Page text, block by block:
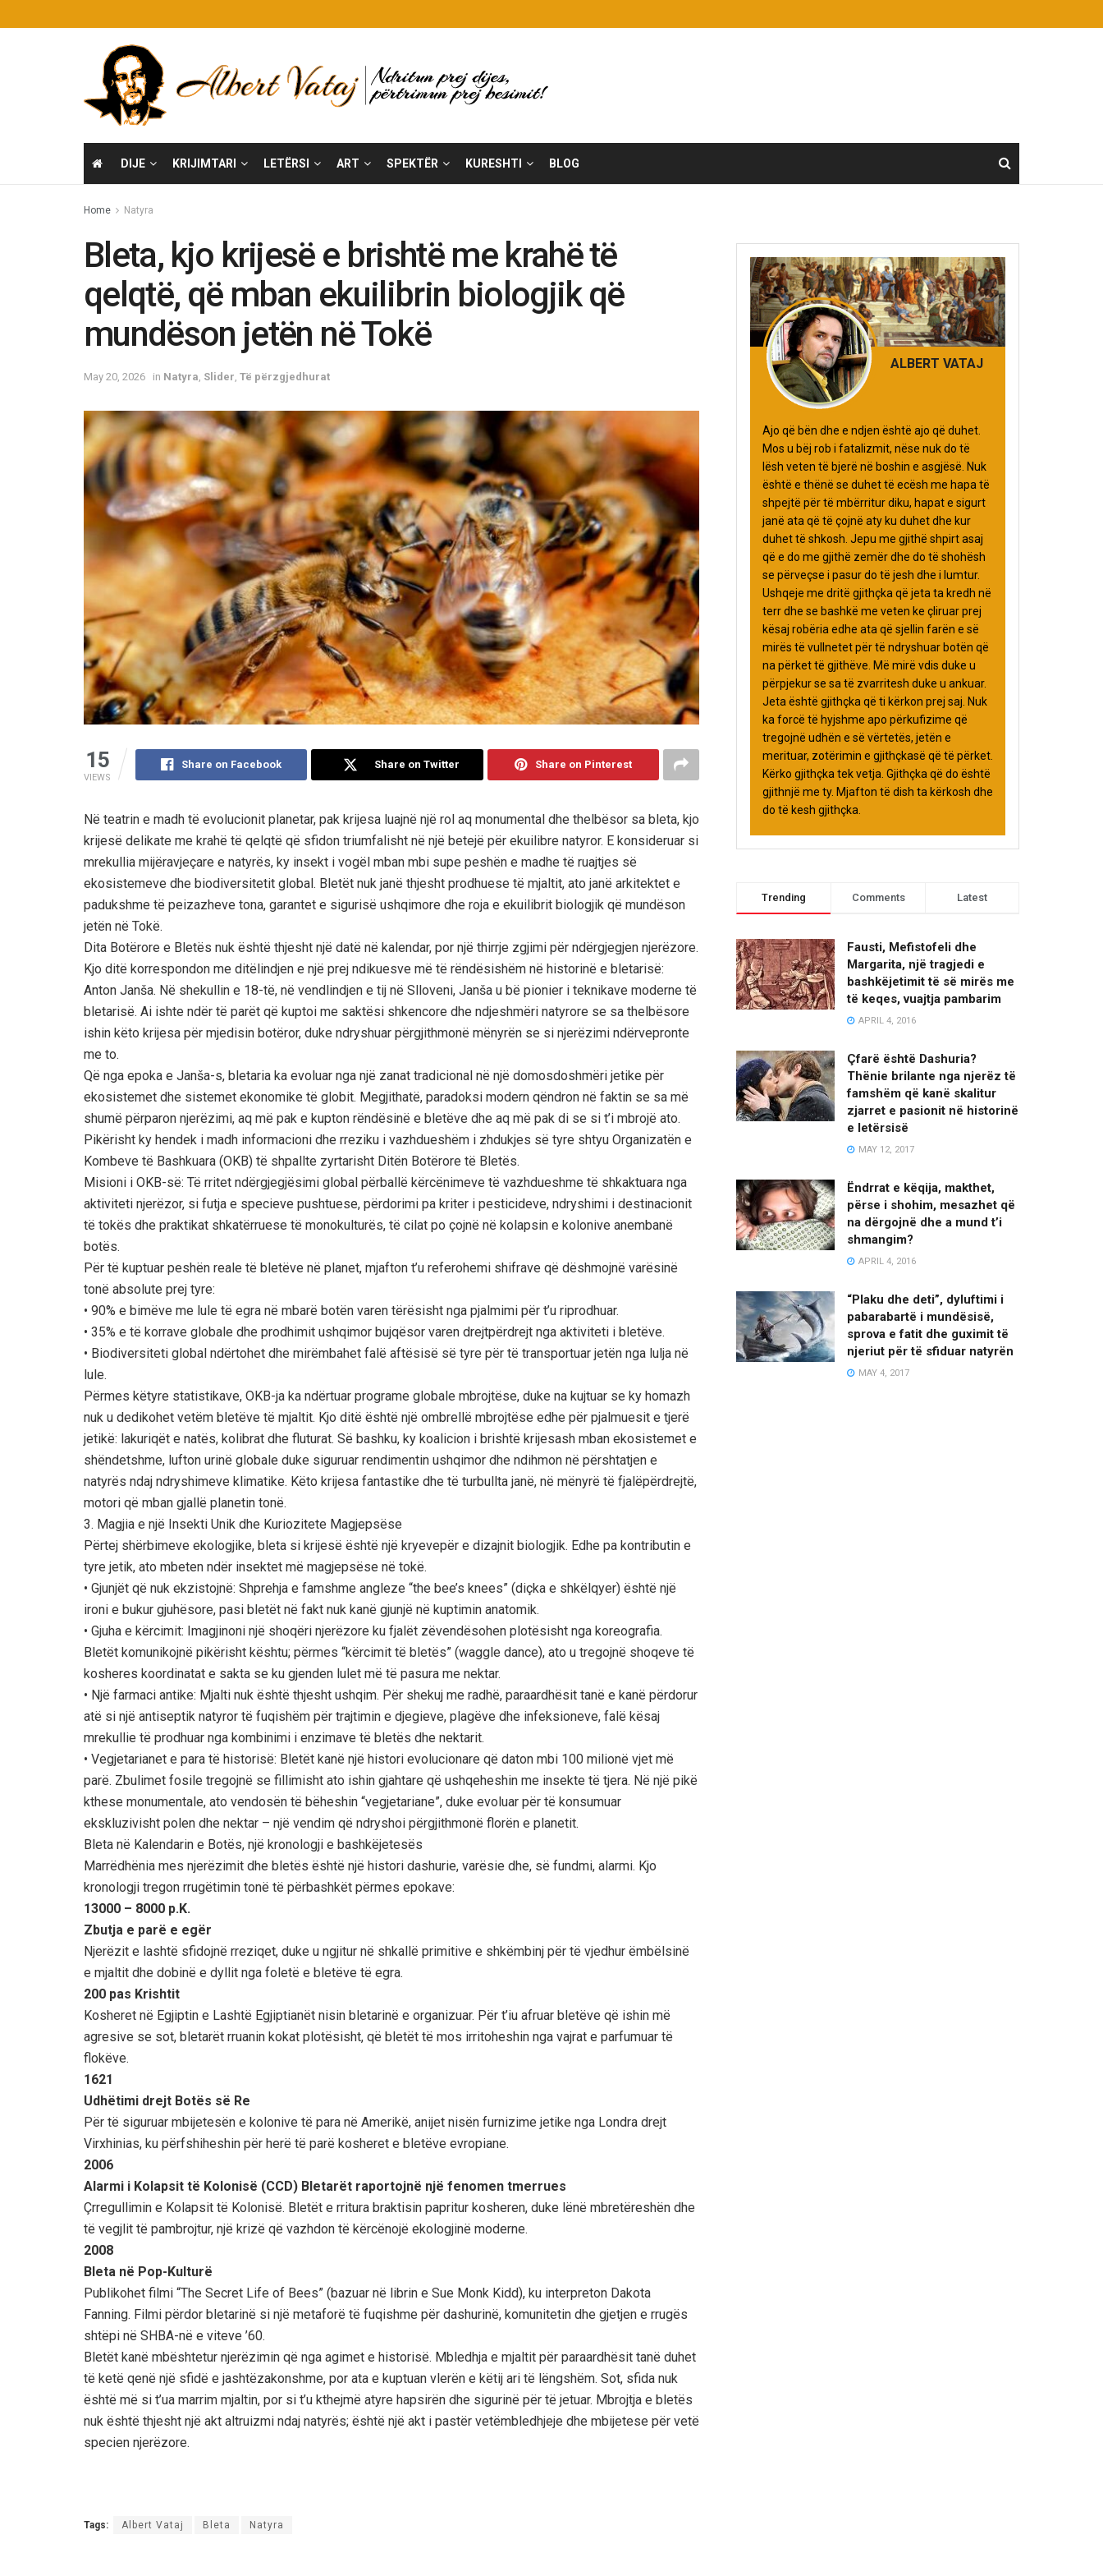
DIJE KRIJIMTARI LETËRSI ART SPEKTËR KURESHTI BLOG
Home Natyra
Bleta, kjo krijesë e brishtë me krahë të
qelqtë, që mban ekuilibrin biologjik që
mundëson jetën në Tokë
May 20, 2026 in Natyra Slider Të përzgjedhurat
15
VIEWS
Share on Facebook Share on Twitter Share on Pinterest
Në teatrin e madh të evolucionit planetar, pak krijesa luajnë një rol aq monumental dhe thelbësor sa bleta, kjo
krijesë delikate me krahë të qelqtë që sfidon triumfalisht në një betejë për ekuilibre natyror. E konsideruar si
mrekullia mijëravjeçare e natyrës, ky insekt i vogël mban mbi supe peshën e madhe të ruajtjes së
ekosistemeve dhe biodiversitetit global. Bletët nuk janë thjesht prodhuese të mjaltit, ato janë arkitektet e
padukshme të peizazheve tona, garantet e sigurisë ushqimore dhe roja e ekuilibrit biologjik që mundëson
jetën në Tokë.
Dita Botërore e Bletës nuk është thjesht një datë në kalendar, por një thirrje zgjimi për ndërgjegjen njerëzore.
Kjo ditë korrespondon me ditëlindjen e një prej ndikuesve më të rëndësishëm në historinë e bletarisë:
Anton Janša. Në shekullin e 18-të, në vendlindjen e tij në Slloveni, Janša u bë pionier i teknikave moderne të
bletarisë. Ai ishte ndër të parët që kuptoi me saktësi shkencore dhe ndjeshmëri natyrore se sa thelbësore
ishin këto krijesa për mjedisin botëror, duke ndryshuar përgjithmonë mënyrën se si njerëzimi ndërvepronte
me to.
Që nga epoka e Janša-s, bletaria ka evoluar nga një zanat tradicional në një domosdoshmëri jetike për
ekosistemet dhe sistemet ekonomike të globit. Megjithatë, paradoksi modern qëndron në faktin se sa më
shumë përparon njerëzimi, aq më pak e kupton rëndësinë e bletëve dhe aq më pak di se si t’i mbrojë ato.
Pikërisht ky hendek i madh informacioni dhe rreziku i vazhdueshëm i zhdukjes së tyre shtyu Organizatën e
Kombeve të Bashkuara (OKB) të shpallte zyrtarisht Ditën Botërore të Bletës.
Misioni i OKB-së: Të rritet ndërgjegjësimi global përballë kërcënimeve të vazhdueshme të shkaktuara nga
aktiviteti njerëzor, si futja e specieve pushtuese, përdorimi pa kriter i pesticideve, ndryshimi i destinacionit
të tokës dhe praktikat shkatërruese të monokulturës, të cilat po çojnë në kolapsin e kolonive anembanë
botës.
Për të kuptuar peshën reale të bletëve në planet, mjafton t’u referohemi shifrave që dëshmojnë varësinë
tonë absolute prej tyre:
• 90% e bimëve me lule të egra në mbarë botën varen tërësisht nga pjalmimi për t’u riprodhuar.
• 35% e të korrave globale dhe prodhimit ushqimor bujqësor varen drejtpërdrejt nga aktiviteti i bletëve.
• Biodiversiteti global ndërtohet dhe mirëmbahet falë aftësisë së tyre për të transportuar jetën nga lulja në
lule.
Përmes këtyre statistikave, OKB-ja ka ndërtuar programe globale mbrojtëse, duke na kujtuar se ky homazh
nuk u dedikohet vetëm bletëve të mjaltit. Kjo ditë është një ombrellë mbrojtëse edhe për pjalmuesit e tjerë
jetikë: lakuriqët e natës, kolibrat dhe fluturat. Së bashku, ky koalicion i brishtë krijesash mban ekosistemet e
shëndetshme, lufton urinë globale duke siguruar rendimentin ushqimor dhe ndihmon në përshtatjen e
natyrës ndaj ndryshimeve klimatike. Këto krijesa fantastike dhe të turbullta janë, në mënyrë të fjalëpërdrejtë,
motori që mban gjallë planetin tonë.
3. Magjia e një Insekti Unik dhe Kuriozitete Magjepsëse
Përtej shërbimeve ekologjike, bleta si krijesë është një kryevepër e dizajnit biologjik. Edhe pa kontributin e
tyre jetik, ato mbeten ndër insektet më magjepsëse në tokë.
• Gjunjët që nuk ekzistojnë: Shprehja e famshme angleze “the bee’s knees” (diçka e shkëlqyer) është një
ironi e bukur gjuhësore, pasi bletët në fakt nuk kanë gjunjë në kuptimin anatomik.
• Gjuha e kërcimit: Imagjinoni një shoqëri njerëzore ku fjalët zëvendësohen plotësisht nga koreografia.
Bletët komunikojnë pikërisht kështu; përmes “kërcimit të bletës” (waggle dance), ato u tregojnë shoqeve të
kosheres koordinatat e sakta se ku gjenden lulet më të pasura me nektar.
• Një farmaci antike: Mjalti nuk është thjesht ushqim. Për shekuj me radhë, paraardhësit tanë e kanë përdorur
atë si një antiseptik natyror të fuqishëm për trajtimin e djegieve, plagëve dhe infeksioneve, falë kësaj
mrekullie të prodhuar nga kombinimi i enzimave të bletës dhe nektarit.
• Vegjetarianet e para të historisë: Bletët kanë një histori evolucionare që daton mbi 100 milionë vjet më
parë. Zbulimet fosile tregojnë se fillimisht ato ishin gjahtare që ushqeheshin me insekte të tjera. Në një pikë
kthese monumentale, ato vendosën të bëheshin “vegjetariane”, duke evoluar për të konsumuar
ekskluzivisht polen dhe nektar – një vendim që ndryshoi përgjithmonë florën e planetit.
Bleta në Kalendarin e Botës, një kronologji e bashkëjetesës
Marrëdhënia mes njerëzimit dhe bletës është një histori dashurie, varësie dhe, së fundmi, alarmi. Kjo
kronologji tregon rrugëtimin tonë të përbashkët përmes epokave:
13000 – 8000 p.K.
Zbutja e parë e egër
Njerëzit e lashtë sfidojnë rreziqet, duke u ngjitur në shkallë primitive e shkëmbinj për të vjedhur ëmbëlsinë
e mjaltit dhe dobinë e dyllit nga foletë e bletëve të egra.
200 pas Krishtit
Kosheret në Egjiptin e Lashtë Egjiptianët nisin bletarinë e organizuar. Për t’iu afruar bletëve që ishin më
agresive se sot, bletarët rruanin kokat plotësisht, që bletët të mos irritoheshin nga vajrat e parfumuar të
flokëve.
1621
Udhëtimi drejt Botës së Re
Për të siguruar mbijetesën e kolonive të para në Amerikë, anijet nisën furnizime jetike nga Londra drejt
Virxhinias, ku përfshiheshin për herë të parë kosheret e bletëve evropiane.
2006
Alarmi i Kolapsit të Kolonisë (CCD) Bletarët raportojnë një fenomen tmerrues
Çrregullimin e Kolapsit të Kolonisë. Bletët e rritura braktisin papritur kosheren, duke lënë mbretëreshën dhe
të vegjlit të pambrojtur, një krizë që vazhdon të kërcënojë ekologjinë moderne.
2008
Bleta në Pop-Kulturë
Publikohet filmi “The Secret Life of Bees” (bazuar në librin e Sue Monk Kidd), ku interpreton Dakota
Fanning. Filmi përdor bletarinë si një metaforë të fuqishme për dashurinë, komunitetin dhe gjetjen e rrugës
shtëpi në SHBA-në e viteve ’60.
Bletët kanë mbështetur njerëzimin që nga agimet e historisë. Mbledhja e mjaltit për paraardhësit tanë duhet
të ketë qenë një sfidë e jashtëzakonshme, por ata e kuptuan vlerën e këtij ari të lëngshëm. Sot, sfida nuk
është më si t’ua marrim mjaltin, por si t’u kthejmë atyre hapsirën dhe sigurinë për të jetuar. Mbrojtja e bletës
nuk është thjesht një akt altruizmi ndaj natyrës; është një akt i pastër vetëmbledhjeje dhe mbijetese për vetë
specien njerëzore.
Tags: Albert Vataj Bleta Natyra
ALBERT VATAJ
Ajo që bën dhe e ndjen është ajo që duhet.
Mos u bëj rob i fatalizmit, nëse nuk do të
lësh veten të bjerë në boshin e asgjësë. Nuk
është e thënë se duhet të ecësh me hapa të
shpejtë për të mbërritur diku, hapat e sigurt
janë ata që të çojnë aty ku duhet dhe kur
duhet të shkosh. Jepu me gjithë shpirt asaj
që e do me gjithë zemër dhe do të shohësh
se përveçse i pasur do të jesh dhe i lumtur.
Ushqeje me dritë gjithçka që jeta ta kredh në
terr dhe se bashkë me veten ke çliruar prej
kësaj robëria edhe ata që sjellin farën e së
mirës të vullnetet për të ndryshuar botën që
na përket të gjithëve. Më mirë vdis duke u
përpjekur se sa të zvarritesh duke u ankuar.
Jeta është gjithçka që ti kërkon prej saj. Nuk
ka forcë të hyjshme apo përkufizime që
tregojnë udhën e së vërtetës, jetën e
merituar, zotërimin e gjithçkasë që të përket.
Kërko gjithçka tek vetja. Gjithçka që do është
gjithnjë me ty. Mjafton të dish ta kërkosh dhe
do të kesh gjithçka.
Trending Comments Latest
Fausti, Mefistofeli dhe
Margarita, një tragjedi e
bashkëjetimit të së mirës me
të keqes, vuajtja pambarim
APRIL 4, 2016
Çfarë është Dashuria?
Thënie brilante nga njerëz të
famshëm që kanë skalitur
zjarret e pasionit në historinë
e letërsisë
MAY 12, 2017
Ëndrrat e këqija, makthet,
përse i shohim, mesazhet që
na dërgojnë dhe a mund t’i
shmangim?
APRIL 4, 2016
“Plaku dhe deti”, dyluftimi i
pabarabartë i mundësisë,
sprova e fatit dhe guximit të
njeriut për të sfiduar natyrën
MAY 4, 2017